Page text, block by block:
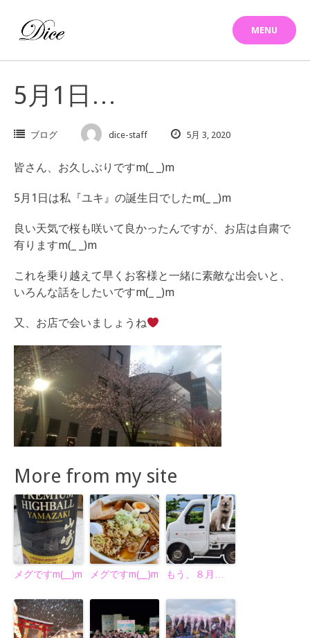
content
MENU
5月1日…
ブログ dice-staff 5月 3, 2020
皆さん、お久しぶりですm(_ _)m
5月1日は私『ユキ』の誕生日でしたm(_ _)m
良い天気で桜も咲いて良かったんですが、お店は自粛で
有りますm(_ _)m
これを乗り越えて早くお客様と一緒に素敵な出会いと、
いろんな話をしたいですm(_ _)m
又、お店で会いましょうね
More from my site
メグですm(__)m メグですm(__)m もう、８月…